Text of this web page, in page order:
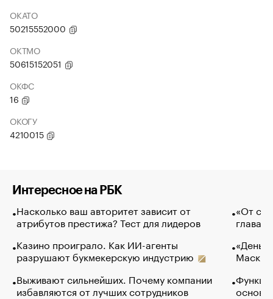
ОКАТО
50215552000
ОКТМО
50615152051
ОКФС
16
ОКОГУ
4210015
Интересное на РБК
Насколько ваш авторитет зависит от
атрибутов престижа? Тест для лидеров
Казино проиграло. Как ИИ-агенты
разрушают букмекерскую индустрию
Выживают сильнейших. Почему компании
избавляются от лучших сотрудников
«От
глава
Маск в
основ